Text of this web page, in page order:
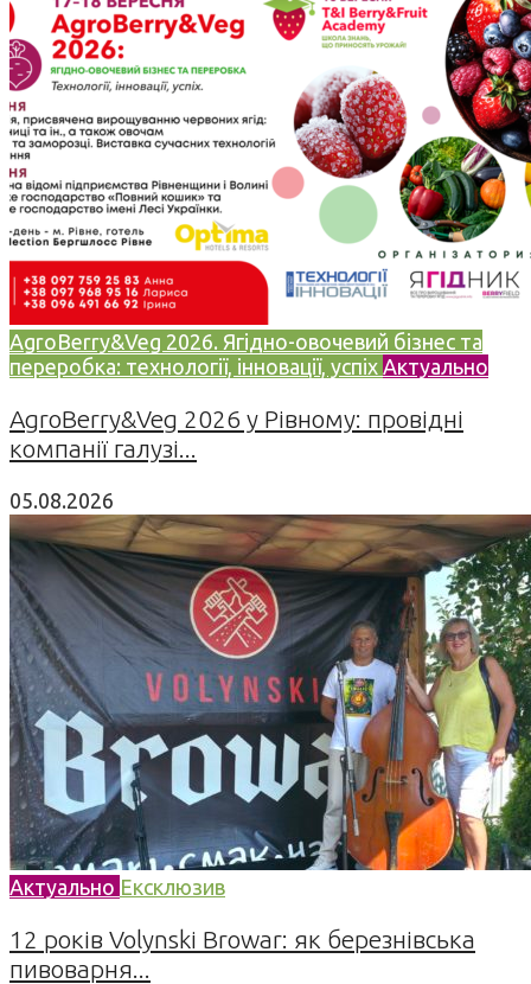
AgroBerry&Veg 2026. Ягідно-овочевий бізнес та
переробка: технології, інновації, успіх Актуально
AgroBerry&Veg 2026 у Рівному: провідні
компанії галузі...
05.08.2026
Актуально Ексклюзив
12 років Volynski Browar: як березнівська
пивоварня...